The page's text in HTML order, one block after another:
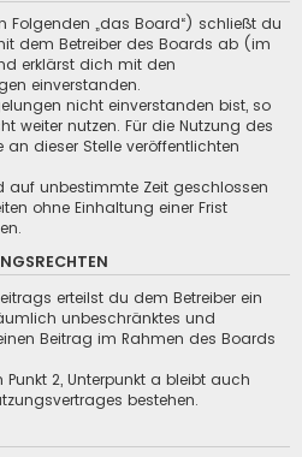
Folgenden „das Board“) schließt du
dem Betreiber des Boards ab (im
erklärst dich mit den
einverstanden.
nicht einverstanden bist, so
weiter nutzen. Für die Nutzung des
dieser Stelle veröffentlichten
auf unbestimmte Zeit geschlossen
ohne Einhaltung einer Frist
erteilst du dem Betreiber ein
unbeschränktes und
Beitrag im Rahmen des Boards
2, Unterpunkt a bleibt auch
bestehen.